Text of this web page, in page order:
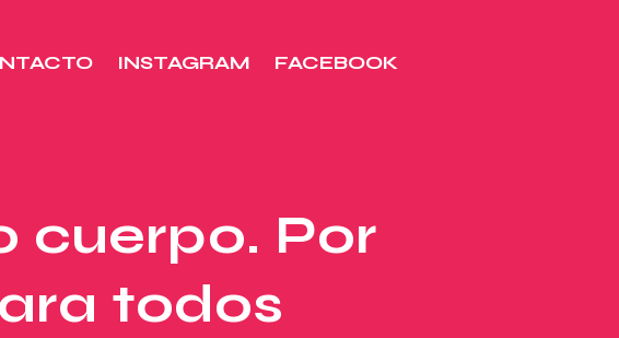
INSTAGRAM FACEBOOK
cuerpo. Por
todos